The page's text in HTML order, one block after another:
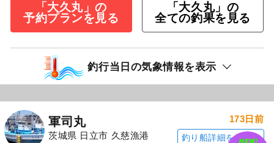
「大久丸」の
予約プランを見る
「大久丸」の
全ての釣果を見る
釣行当日の気象情報を表示
軍司丸
茨城県 日立市 久慈漁港
173日前
釣り船詳細を見る